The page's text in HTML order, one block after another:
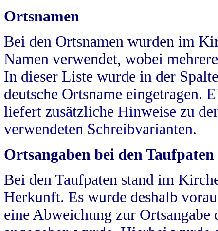
Ortsnamen
Bei den Ortsnamen wurden im
Namen verwendet, wobei
In dieser Liste wurde in der
deutsche Ortsname eingetragen.
liefert zusätzliche Hinweise zu
verwendeten Schreibvarianten.
Ortsangaben bei den Taufpaten
Bei den Taufpaten stand im
Herkunft. Es wurde deshalb
eine Abweichung zur